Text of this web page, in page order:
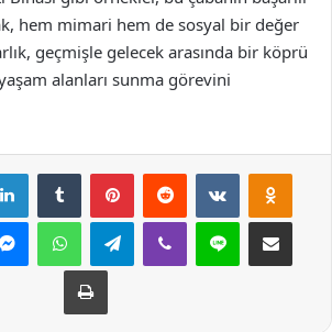
hem mimari hem de sosyal bir değer
geçmişle gelecek arasında bir köprü
alanları sunma görevini
LinkedInTumblr PinterestReddit VKontakte
MessengerWhatsAppTelegramViber Line E-Posta ile
Yazdır